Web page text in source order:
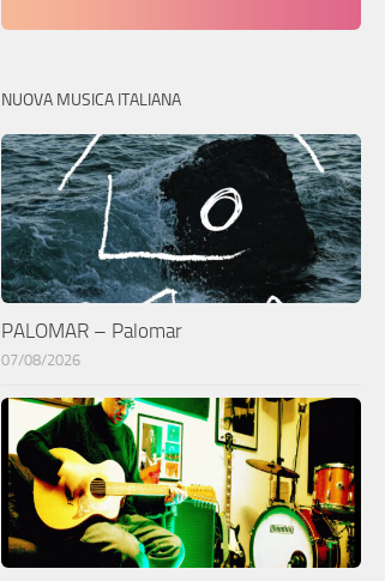
NUOVA MUSICA ITALIANA
PALOMAR – Palomar
07/08/2026